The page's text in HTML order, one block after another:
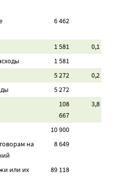
6 462
1 581
0,1
1 581
5 272
0,2
5 272
108
667
3,8
10 900
на
8 649
или их
89 118